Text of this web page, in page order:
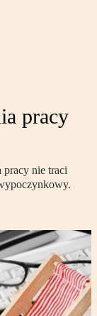
pracy
nie traci